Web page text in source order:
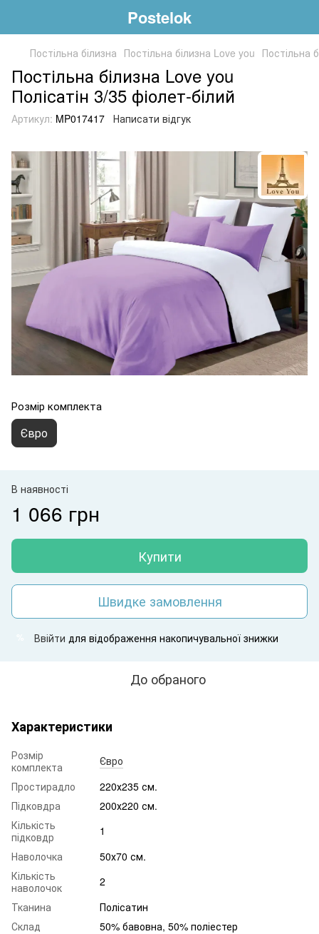
Postelok
Постільна білизна Постільна білизна Love you Постільна
Постільна білизна Love you
Полісатін 3/35 фіолет-білий
Артикул: MP017417 Написати відгук
Розмір комплекта
Євро
В наявності
1 066 грн
Купити
Швидке замовлення
Ввійти для відображення накопичувальної знижки
До обраного
Характеристики
Розмір
комплекта
Євро
Простирадло
220х235 см.
Підковдра
200х220 см.
Кількість
підковдр
1
Наволочка
50х70 см.
Кількість
наволочок
2
Тканина
Полісатин
Склад
50% бавовна, 50% поліестер